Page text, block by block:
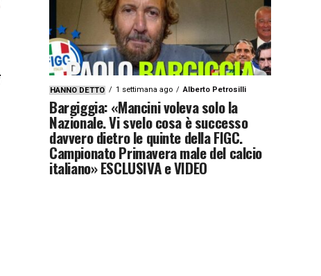
HANNO DETTO 1 settimana ago Alberto Petrosilli
Bargiggia: «Mancini voleva solo la
Nazionale. Vi svelo cosa è successo
davvero dietro le quinte della FIGC.
Campionato Primavera male del calcio
italiano» ESCLUSIVA e VIDEO